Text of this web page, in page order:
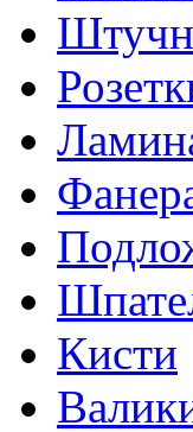
Кисти